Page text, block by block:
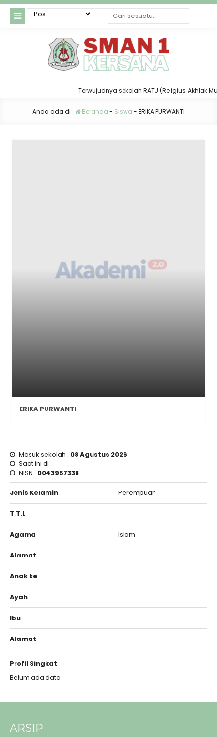
Terwujudnya sekolah RATU (Religius, Akhlak
Anda ada di : Beranda - Siswa - ERIKA PURWANTI
ERIKA PURWANTI
Masuk sekolah : 08 Agustus 2026
Saat ini di
NISN : 0043957338
Jenis Kelamin Perempuan
T.T.L
Agama Islam
Alamat
Anak ke
Ayah
Ibu
Alamat
Profil Singkat
Belum ada data
ARSIP